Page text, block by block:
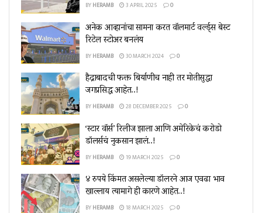
BYHERAMB 3 APRIL 2025 0
अनेक आव्हानांचा सामना करत वॉलमार्ट वर्ल्ड्स बेस्ट
रिटेल स्टोअर बनलंय
BYHERAMB 30 MARCH 2024 0
हैद्राबादची फक्त बिर्याणीच नाही तर मोतीसुद्धा
जगप्रसिद्ध आहेत..!
BYHERAMB 28 DECEMBER 2025 0
‘स्टार वॉर्स’ रिलीज झाला आणि अमेरिकेचं करोडो
डॉलर्सचं नुकसान झालं..!
BYHERAMB 19 MARCH 2025 0
४ रुपये किंमत असलेल्या डॉलरने आज एवढा भाव
खाल्लाय त्यामागे ही कारणे आहेत..!
BYHERAMB 18 MARCH 2025 0